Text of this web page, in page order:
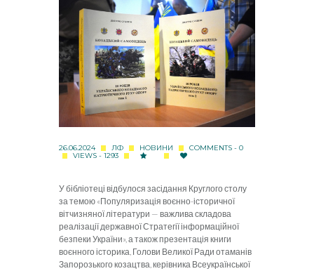
26.06.2024 ЛФ НОВИНИ
COMMENTS - 0
VIEWS - 1293
Убібліотеці відбулося засідання Круглого столу
за темою «Популяризація воєнно-історичної
вітчизняної літератури — важлива складова
реалізації державної Стратегії інформаційної
безпеки України», а також презентація книги
воєнного історика, Голови Великої Ради отаманів
Запорозького козацтва, керівника Всеукраїнської